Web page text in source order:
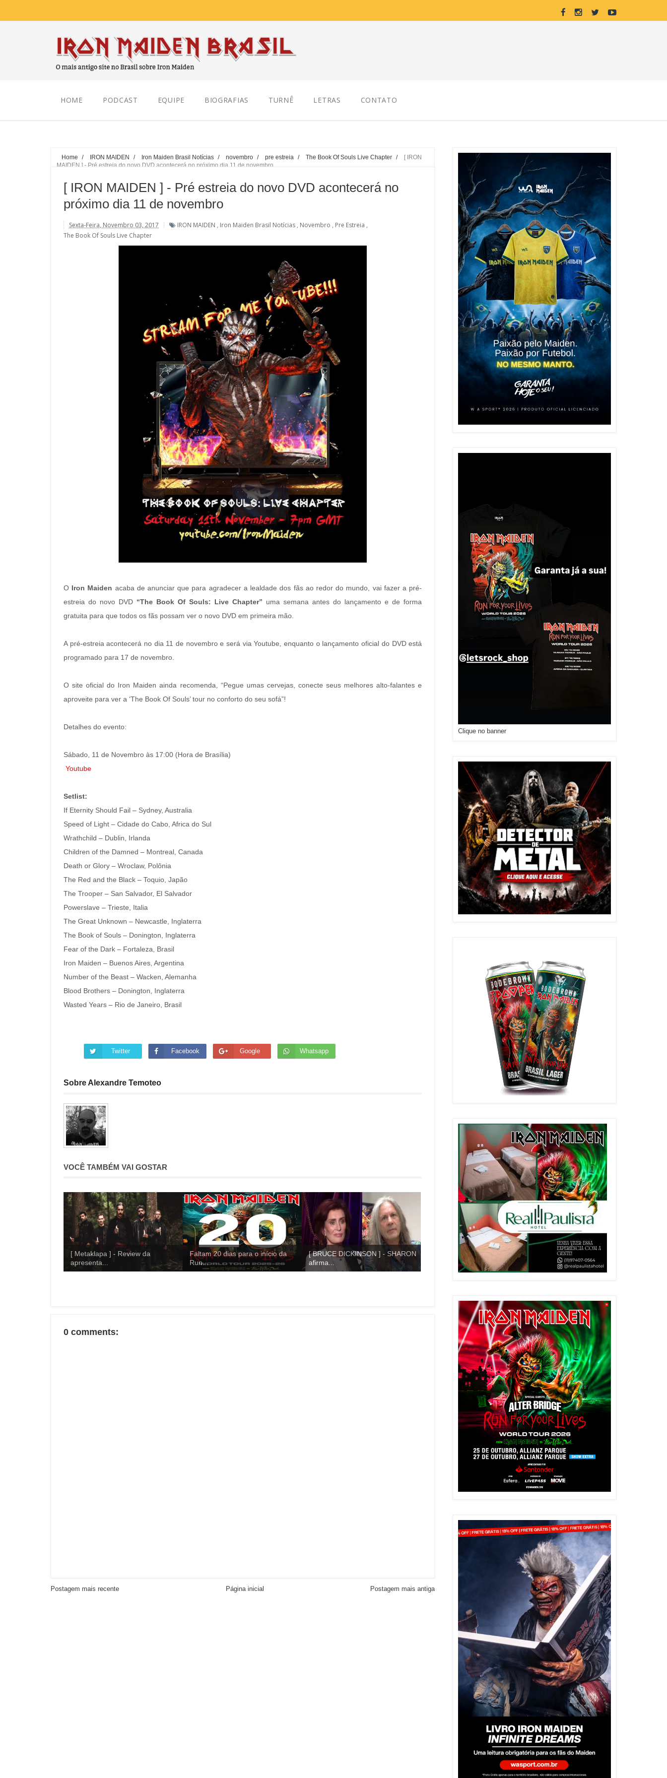
HOME PODCAST EQUIPE BIOGRAFIAS TURNÊ LETRAS CONTATO
Home / IRON MAIDEN / Iron Maiden Brasil Notícias / novembro / pre estreia / The Book Of Souls Live Chapter /
[ IRON
MAIDEN ] - Pré estreia do novo DVD acontecerá no próximo dia 11 de novembro
[ IRON MAIDEN ] - Pré estreia do novo DVD acontecerá no
próximo dia 11 de novembro
Sexta-Feira, Novembro 03, 2017 IRON MAIDEN , Iron Maiden Brasil Notícias , Novembro , Pre Estreia ,
The Book Of Souls Live Chapter
O Iron Maiden acaba de anunciar que para agradecer a lealdade dos fãs ao redor do mundo, vai fazer a pré-
estreia do novo DVD “The Book Of Souls: Live Chapter” uma semana antes do lançamento e de forma
gratuita para que todos os fãs possam ver o novo DVD em primeira mão.
A pré-estreia acontecerá no dia 11 de novembro e será via Youtube, enquanto o lançamento oficial do DVD está
programado para 17 de novembro.
O site oficial do Iron Maiden ainda recomenda, “Pegue umas cervejas, conecte seus melhores alto-falantes e
aproveite para ver a ‘The Book Of Souls’ tour no conforto do seu sofá”!
Detalhes do evento:
Sábado, 11 de Novembro às 17:00 (Hora de Brasília)
Youtube
Setlist:
If Eternity Should Fail – Sydney, Australia
Speed of Light – Cidade do Cabo, Africa do Sul
Wrathchild – Dublin, Irlanda
Children of the Damned – Montreal, Canada
Death or Glory – Wroclaw, Polônia
The Red and the Black – Toquio, Japão
The Trooper – San Salvador, El Salvador
Powerslave – Trieste, Italia
The Great Unknown – Newcastle, Inglaterra
The Book of Souls – Donington, Inglaterra
Fear of the Dark – Fortaleza, Brasil
Iron Maiden – Buenos Aires, Argentina
Number of the Beast – Wacken, Alemanha
Blood Brothers – Donington, Inglaterra
Wasted Years – Rio de Janeiro, Brasil
Twitter Facebook Google Whatsapp
Sobre Alexandre Temoteo
VOCÊ TAMBÉM VAI GOSTAR
[ Metaklapa ] - Review da
apresenta...
Faltam 20 dias para o início da
Run...
[ BRUCE DICKINSON ] - SHARON
afirma...
0 comments:
Postagem mais recente Postagem mais antiga
Página inicial
Clique no banner